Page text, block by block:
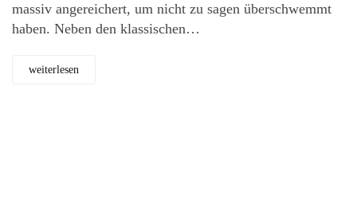
massiv angereichert, um nicht zu sagen überschwemmt
haben. Neben den klassischen…
weiterlesen